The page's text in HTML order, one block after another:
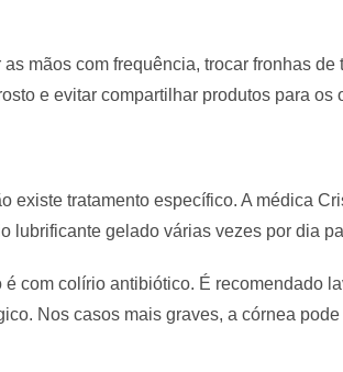
mãos com frequência, trocar fronhas
e evitar compartilhar produtos para os
existe tratamento específico. A médica
lubrificante gelado várias vezes por dia
é com colírio antibiótico. É recomendado
Nos casos mais graves, a córnea pode